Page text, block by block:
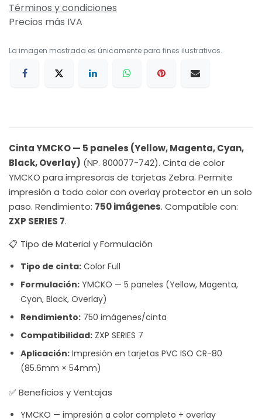
Términos y condiciones
Precios más IVA
La imagen mostrada es únicamente para fines ilustrativos.
Cinta YMCKO — 5 paneles (Yellow, Magenta, Cyan,
Black, Overlay) (NP. 800077-742). Cinta de color
YMCKO para impresoras de tarjetas Zebra. Permite
impresión a todo color con overlay protector en un solo
paso. Rendimiento: 750 imágenes. Compatible con:
ZXP SERIES 7.
📋 Tipo de Material y Formulación
Tipo de cinta: Color Full
Formulación: YMCKO — 5 paneles (Yellow, Magenta,
Cyan, Black, Overlay)
Rendimiento: 750 imágenes/cinta
Compatibilidad: ZXP SERIES 7
Aplicación: Impresión en tarjetas PVC ISO CR-80
(85.6mm × 54mm)
✅ Beneficios y Ventajas
YMCKO — impresión a color completo + overlay